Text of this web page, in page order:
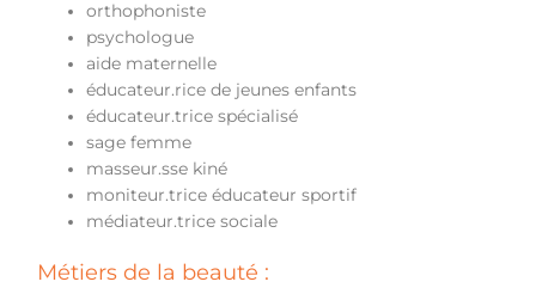
orthophoniste
psychologue
aide maternelle
éducateur.rice de jeunes enfants
éducateur.trice spécialisé
sage femme
masseur.sse kiné
moniteur.trice éducateur sportif
médiateur.trice sociale
Métiers de la beauté :